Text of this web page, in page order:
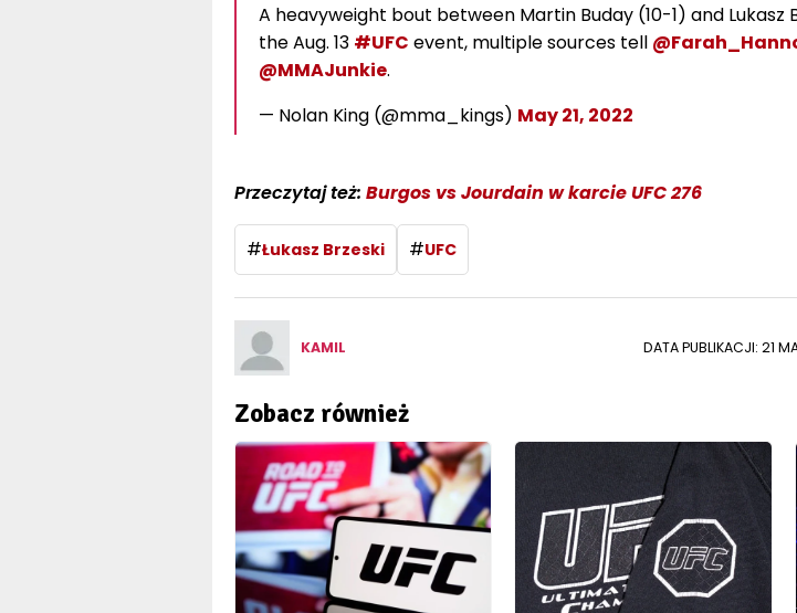
A heavyweight bout between Martin Buday (10-1) and Lukasz
the Aug. 13 #UFC event, multiple sources tell
@MMAJunkie.
— Nolan King (@mma_kings) May 21, 2022
Przeczytaj też: Burgos vs Jourdain w karcie UFC 276
#Łukasz Brzeski #UFC
KAMIL DATA PUBLIKACJI: 21
Zobacz również